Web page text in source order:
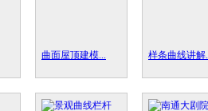
曲面屋顶建模... 样条曲线讲解